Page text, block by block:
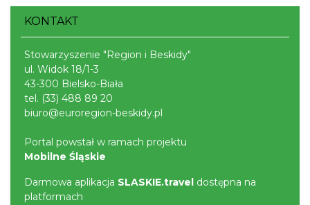
KONTAKT
Stowarzyszenie "Region i Beskidy"
ul. Widok 18/1-3
43-300 Bielsko-Biała
tel. (33) 488 89 20
biuro@euroregion-beskidy.pl
Portal powstał w ramach projektu
Mobilne Śląskie
Darmowa aplikacja SLASKIE.travel dostępna na
platformach